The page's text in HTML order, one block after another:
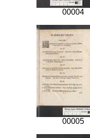
00004
00005